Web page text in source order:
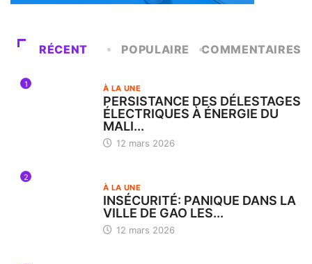
RÉCENT POPULAIRE COMMENTAIRES
1 À LA UNE
PERSISTANCE DES DÉLESTAGES
ÉLECTRIQUES À ÉNERGIE DU
MALI...
12 mars 2026
2
À LA UNE
INSÉCURITÉ: PANIQUE DANS LA
VILLE DE GAO LES...
12 mars 2026